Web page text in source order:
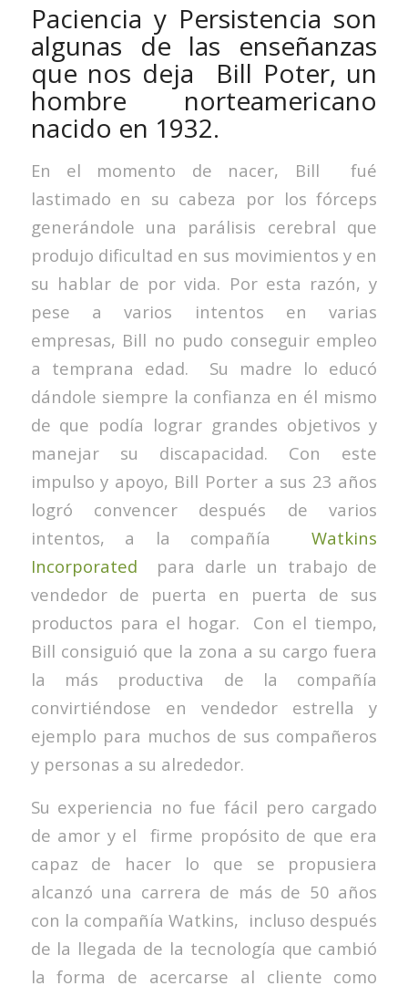
Paciencia y Persistencia son
algunas de las enseñanzas
que nos deja Bill Poter, un
hombre norteamericano
nacido en 1932.
En el momento de nacer, Bill fué
lastimado en su cabeza por los fórceps
generándole una parálisis cerebral que
produjo dificultad en sus movimientos y en
su hablar de por vida. Por esta razón, y
pese a varios intentos en varias
empresas, Bill no pudo conseguir empleo
a temprana edad. Su madre lo educó
dándole siempre la confianza en él mismo
de que podía lograr grandes objetivos y
manejar su discapacidad. Con este
impulso y apoyo, Bill Porter a sus 23 años
logró convencer después de varios
intentos, a la compañía
Watkins
Incorporated para darle un trabajo de
vendedor de puerta en puerta de sus
productos para el hogar. Con el tiempo,
Bill consiguió que la zona a su cargo fuera
la más productiva de la compañía
convirtiéndose en vendedor estrella y
ejemplo para muchos de sus compañeros
y personas a su alrededor.
Su experiencia no fue fácil pero cargado
de amor y el firme propósito de que era
capaz de hacer lo que se propusiera
alcanzó una carrera de más de 50 años
con la compañía Watkins, incluso después
de la llegada de la tecnología que cambió
la forma de acercarse al cliente como